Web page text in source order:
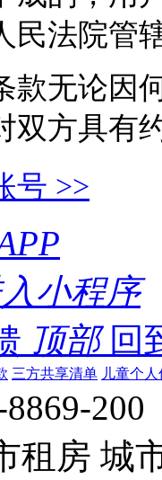
民法院管
款无论因
双方具有
号 >>
小程序
顶部 回
三方共享清单 儿童个
200
租房 城